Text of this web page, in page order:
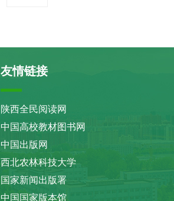
友情链接
陕西全民阅读网
中国高校教材图书网
中国出版网
西北农林科技大学
国家新闻出版署
中国国家版本馆